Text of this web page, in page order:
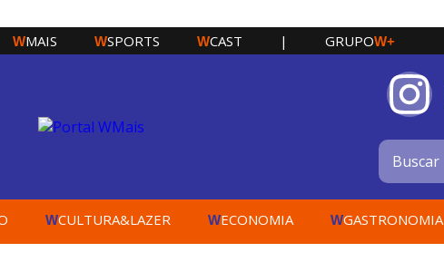
WMAIS WSPORTS WCAST | GRUPOW+
WCULTURA&LAZER WECONOMIA WGASTRONOMIA